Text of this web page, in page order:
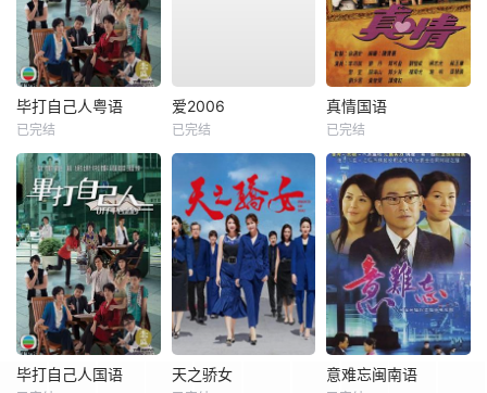
毕打自己人粤语
已完结
爱2006
已完结
真情国语
已完结
毕打自己人国语 天之骄女 意难忘闽南语